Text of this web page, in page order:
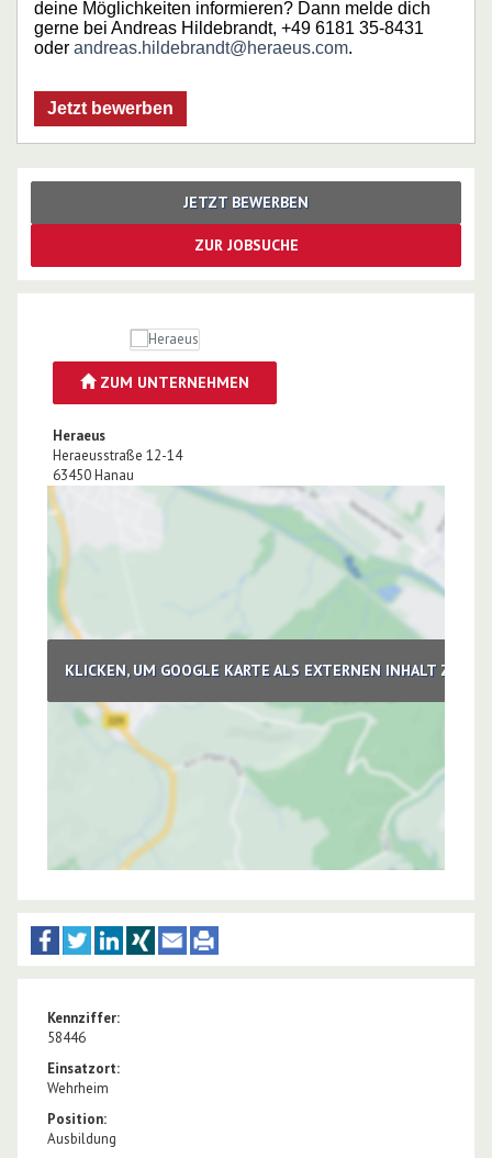
deine Möglichkeiten informieren? Dann melde dich
gerne bei Andreas Hildebrandt, +49 6181 35-8431
oder andreas.hildebrandt@heraeus.com.
Jetzt bewerben
JETZT BEWERBEN
ZUR JOBSUCHE
ZUM UNTERNEHMEN
Heraeus
Heraeusstraße 12-14
63450Hanau
KLICKEN, UM GOOGLE KARTE ALS EXTERNEN INHALT ZU
Kennziffer:
58446
Einsatzort:
Wehrheim
Position:
Ausbildung